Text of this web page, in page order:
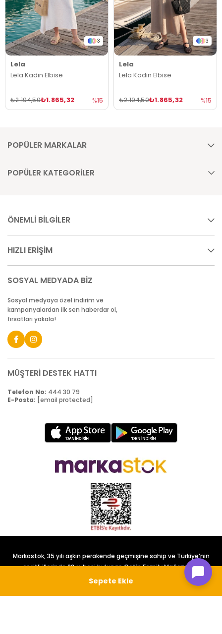
3
Lela
Lela Kadın Elbise
₺1.865,32
₺2.194,50 %15
3
Lela
Lela Kadın Elbise
₺1.865,32
₺2.194,50 %15
POPÜLER MARKALAR
POPÜLER KATEGORİLER
ÖNEMLİ BİLGİLER
HIZLI ERİŞİM
SOSYAL MEDYADA BİZ
Sosyal medyaya özel indirim ve
kampanyalardan ilk sen haberdar ol,
fırsatları yakala!
MÜŞTERİ DESTEK HATTI
Telefon No: 444 30 79
E-Posta: [email protected]
Markastok, 35 yılı aşkın perakende geçmişine sahip ve Türkiye’nin
çeşitli illerinde 22 şubesi bulunan Çetin Family Mağazacılık
tarafından kurulmuştur.